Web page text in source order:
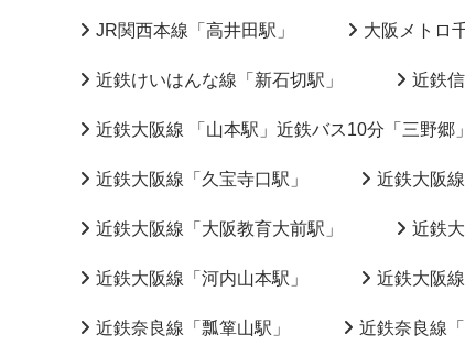
JR関西本線「高井田駅」 大阪メトロ
近鉄けいはんな線「新石切駅」 近鉄
近鉄大阪線 「山本駅」近鉄バス10分「三野郷
近鉄大阪線「久宝寺口駅」 近鉄大阪
近鉄大阪線「大阪教育大前駅」 近鉄
近鉄大阪線「河内山本駅」 近鉄大阪
近鉄奈良線「瓢箪山駅」 近鉄奈良線